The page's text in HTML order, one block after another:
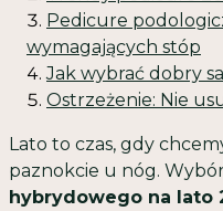
Pedicure
wymagających stóp
Jak wybrać dobry
Ostrzeżenie: Nie
Lato to czas, gdy
paznokcie u nóg.
hybrydowego na lato